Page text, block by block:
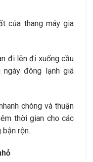
của thang máy gia
đi lên đi xuống cầu
ngày đông lạnh giá
chóng và thuận
thời gian cho các
rộn.